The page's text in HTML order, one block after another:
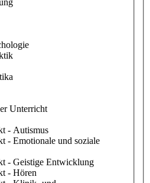
Unterricht
- Autismus
- Emotionale und soziale
- Geistige Entwicklung
- Hören